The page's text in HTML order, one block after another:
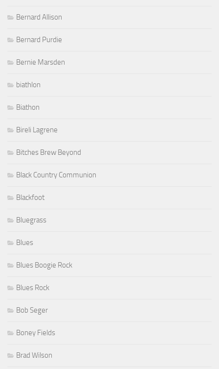
Bernard Allison
Bernard Purdie
Bernie Marsden
biathlon
Biathon
Bireli Lagrene
Bitches Brew Beyond
Black Country Communion
Blackfoot
Bluegrass
Blues
Blues Boogie Rock
Blues Rock
Bob Seger
Boney Fields
Brad Wilson